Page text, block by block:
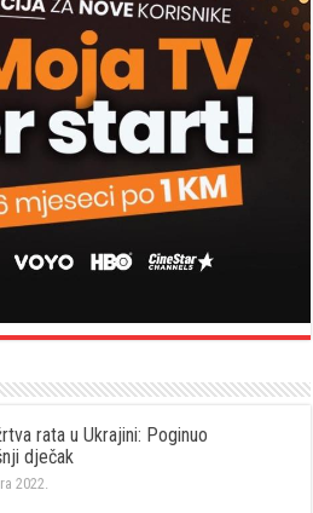
rata u Ukrajini: Poginuo
dječak
2022.